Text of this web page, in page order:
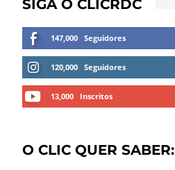
SIGA O CLICRDC
147,000 Seguidores
120,000 Seguidores
13,000 Inscritos
O CLIC QUER SABER: